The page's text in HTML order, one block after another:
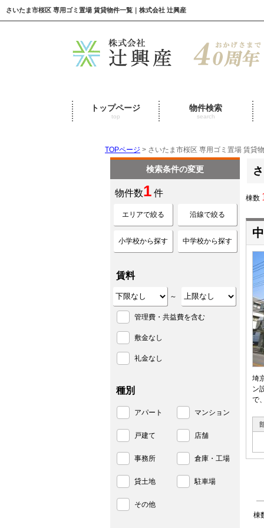
さいたま市桜区 専用ゴミ置場 賃貸物件一覧｜株式会社 辻興産
トップページ
top
物件検索
search
TOPページ > さいたま市桜区 専用ゴミ置場 賃貸
棟数
埼
ン
で
棟
検索条件の変更
物件数1 件
エリアで絞る 沿線で絞る
小学校から探す 中学校から探す
賃料
～
管理費・共益費を含む
敷金なし
礼金なし
種別
アパート マンション
戸建て 店舗
事務所 倉庫・工場
貸土地 駐車場
その他